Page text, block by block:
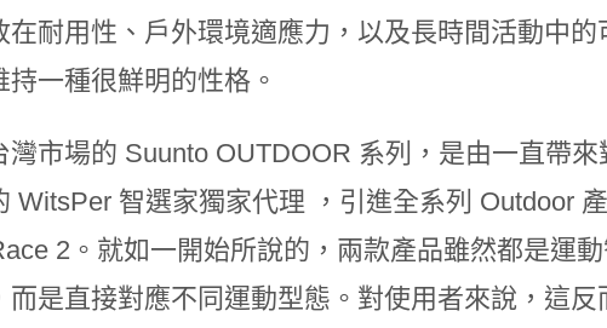
在耐用性、戶外環境適應力，以及長時間活動中
持一種很鮮明的性格。
灣市場的 Suunto OUTDOOR 系列，是由一直帶
WitsPer 智選家獨家代理 ，引進全系列 Outdoor
2。就如一開始所說的，兩款產品雖然都是運
而是直接對應不同運動型態。對使用者來說，這